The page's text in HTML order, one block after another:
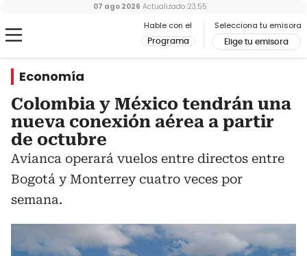
Hable con el
Programa
Selecciona tu emisora
Elige tu emisora
07 ago 2026 Actualizado 23:55
Economía
Colombia y México tendrán una
nueva conexión aérea a partir
de octubre
Avianca operará vuelos entre directos entre
Bogotá y Monterrey cuatro veces por
semana.